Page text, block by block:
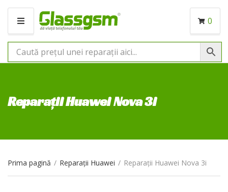
M
N
I
0
Reparații Huawei Nova 3i
Prima pagină / Reparații Huawei / Reparații Huawei Nova 3i